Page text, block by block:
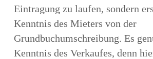
Eintragung zu laufen, sondern
Kenntnis des Mieters von der
Grundbuchumschreibung. Es
Kenntnis des Verkaufes, denn